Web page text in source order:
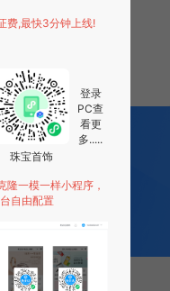
掌握实用技巧
费开发
生成
己的小程序
费,最快3分钟上线!
珠宝首饰
登录
PC查
看更
多.....
隆一模一样小程序，
自由配置